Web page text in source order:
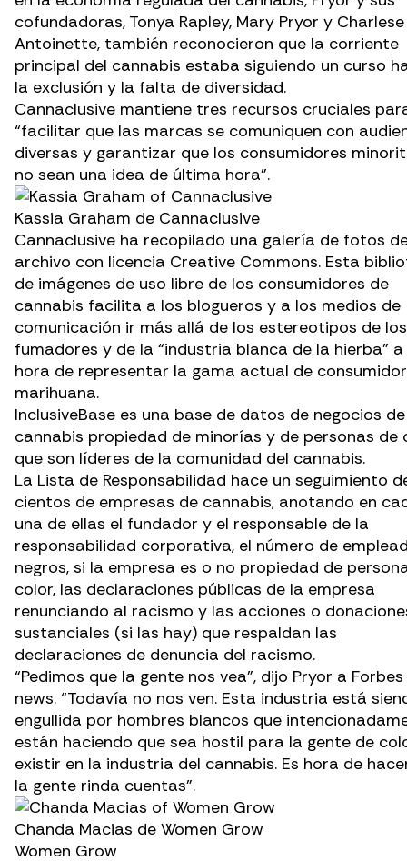
cofundadoras, Tonya Rapley, Mary Pryor y Charlese
Antoinette, también reconocieron que la corriente
principal del cannabis estaba siguiendo un curso
la exclusión y la falta de diversidad.
Cannaclusive mantiene tres recursos cruciales
“facilitar que las marcas se comuniquen con
diversas y garantizar que los consumidores
no sean una idea de última hora”.
Kassia Graham de Cannaclusive
Cannaclusive ha recopilado una galería de fotos
archivo con licencia Creative Commons. Esta
de imágenes de uso libre de los consumidores de
cannabis facilita a los blogueros y a los medios de
comunicación ir más allá de los estereotipos de los
fumadores y de la “industria blanca de la hierba”
hora de representar la gama actual de
marihuana.
InclusiveBase es una base de datos de negocios de
cannabis propiedad de minorías y de personas de
que son líderes de la comunidad del cannabis.
La Lista de Responsabilidad hace un seguimiento
cientos de empresas de cannabis, anotando en
una de ellas el fundador y el responsable de la
responsabilidad corporativa, el número de
negros, si la empresa es o no propiedad de
color, las declaraciones públicas de la empresa
renunciando al racismo y las acciones o
sustanciales (si las hay) que respaldan las
declaraciones de denuncia del racismo.
“Pedimos que la gente nos vea”, dijo Pryor a Forbes
news. “Todavía no nos ven. Esta industria está
engullida por hombres blancos que
están haciendo que sea hostil para la gente de
existir en la industria del cannabis. Es hora de
la gente rinda cuentas”.
Chanda Macias de Women Grow
Women Grow